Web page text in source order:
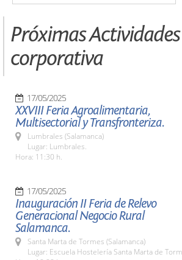
Próximas
corporativa
17/05/2025
XXVIII Feria Agroalimentaria,
Multisectorial y Transfronteriza.
Lumbrales (Salamanca)
Lugar: Lumbrales.
Hora: 11:30 h.
17/05/2025
Inauguración II Feria de Relevo
Generacional Negocio Rural
Salamanca.
Santa Marta de Tormes (Salamanca)
Lugar: Escuela Hostelería Santa Marta de